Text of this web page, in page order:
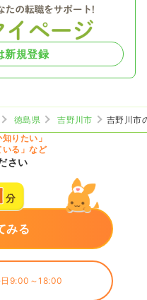
新規登録
徳島県 吉野川市
吉野川市
りたい」
いる」など
さい
みる
9:00～18:00